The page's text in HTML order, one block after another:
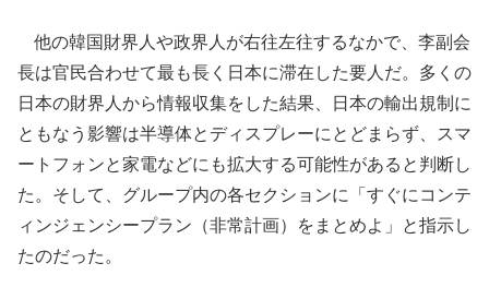
他の韓国財界人や政界人が右往左往するなかで、李副会
長は官民合わせて最も長く日本に滞在した要人だ。多くの
日本の財界人から情報収集をした結果、日本の輸出規制に
ともなう影響は半導体とディスプレーにとどまらず、スマ
ートフォンと家電などにも拡大する可能性があると判断し
た。そして、グループ内の各セクションに「すぐにコンテ
ィンジェンシープラン（非常計画）をまとめよ」と指示し
たのだった。